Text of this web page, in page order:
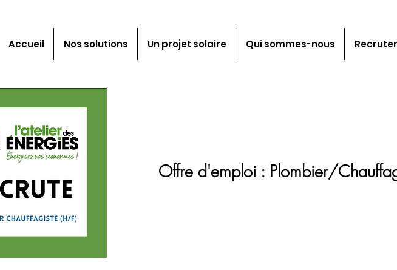
Accueil Nos solutions Un projet solaire Qui sommes-nous
Offre d'emploi : Plombier/